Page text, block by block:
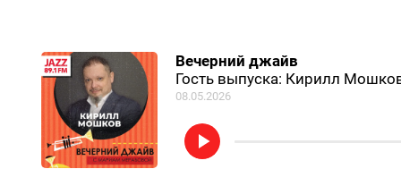
Вечерний джайв
Гость выпуска: Кирилл
08.05.2026